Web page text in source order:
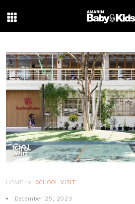
HOME SCHOOL VISIT
December 25, 2023